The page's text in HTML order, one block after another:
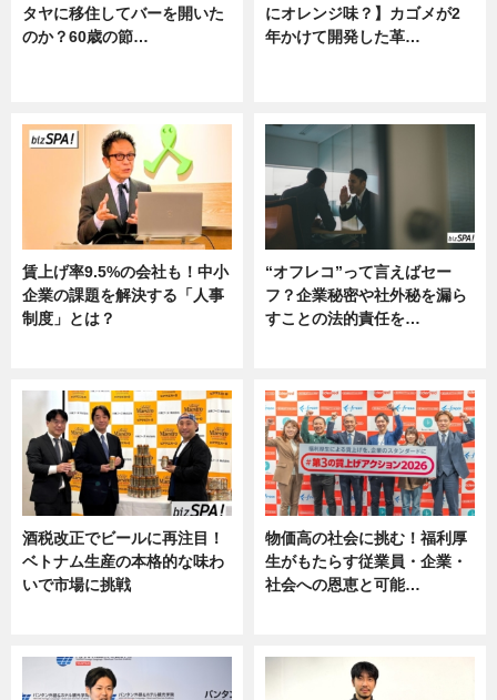
タヤに移住してバーを開いた
のか？60歳の節…
にオレンジ味？】カゴメが2
年かけて開発した革…
賃上げ率9.5%の会社も！中小
企業の課題を解決する「人事
制度」とは？
“オフレコ”って言えばセー
フ？企業秘密や社外秘を漏ら
すことの法的責任を…
酒税改正でビールに再注目！
ベトナム生産の本格的な味わ
いで市場に挑戦
物価高の社会に挑む！福利厚
生がもたらす従業員・企業・
社会への恩恵と可能…